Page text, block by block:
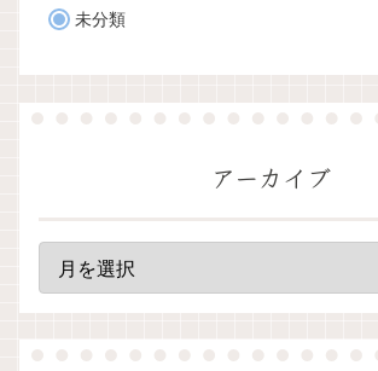
未分類
アーカイブ